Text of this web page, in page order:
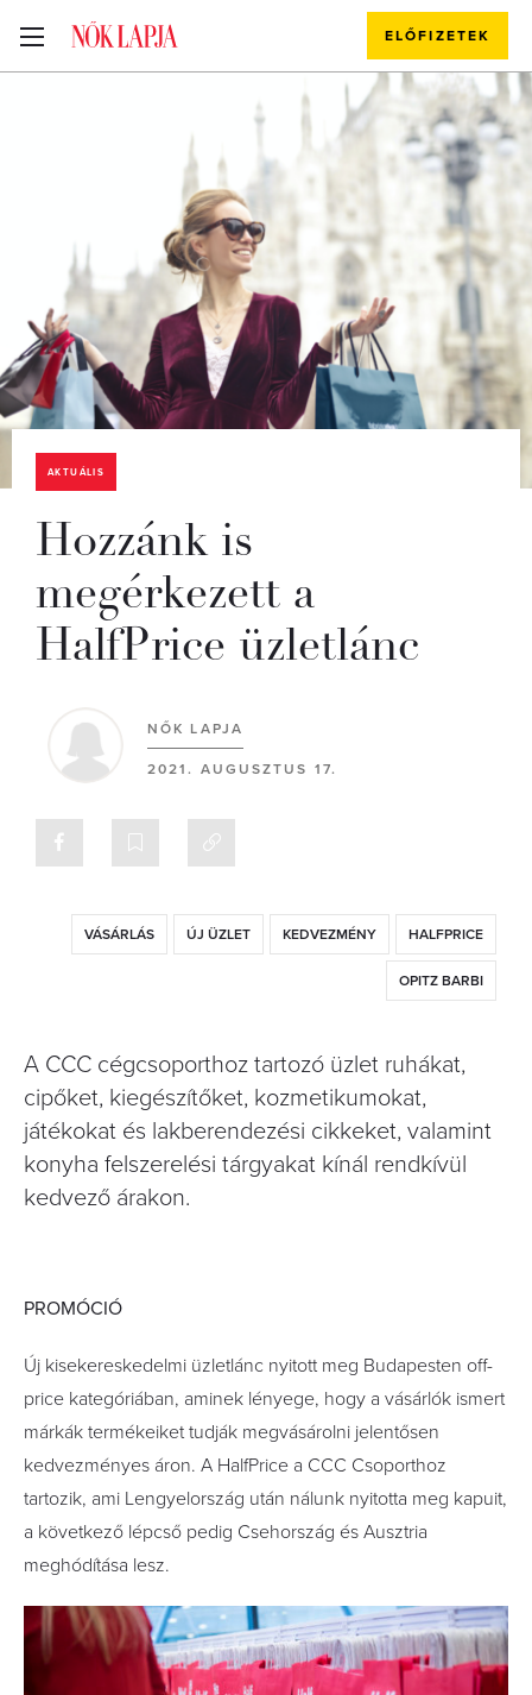
ELŐFIZETEK
AKTUÁLIS
Hozzánk is
megérkezett a
HalfPrice üzletlánc
NŐK LAPJA
2021. AUGUSZTUS 17.
VÁSÁRLÁS ÚJ ÜZLET KEDVEZMÉNY HALFPRICE
OPITZ BARBI
A CCC cégcsoporthoz tartozó üzlet ruhákat,
cipőket, kiegészítőket, kozmetikumokat,
játékokat és lakberendezési cikkeket, valamint
konyha felszerelési tárgyakat kínál rendkívül
kedvező árakon.
PROMÓCIÓ
Új kisekereskedelmi üzletlánc nyitott meg Budapesten off-
price kategóriában, aminek lényege, hogy a vásárlók ismert
márkák termékeiket tudják megvásárolni jelentősen
kedvezményes áron. A HalfPrice a CCC Csoporthoz
tartozik, ami Lengyelország után nálunk nyitotta meg kapuit,
a következő lépcső pedig Csehország és Ausztria
meghódítása lesz.